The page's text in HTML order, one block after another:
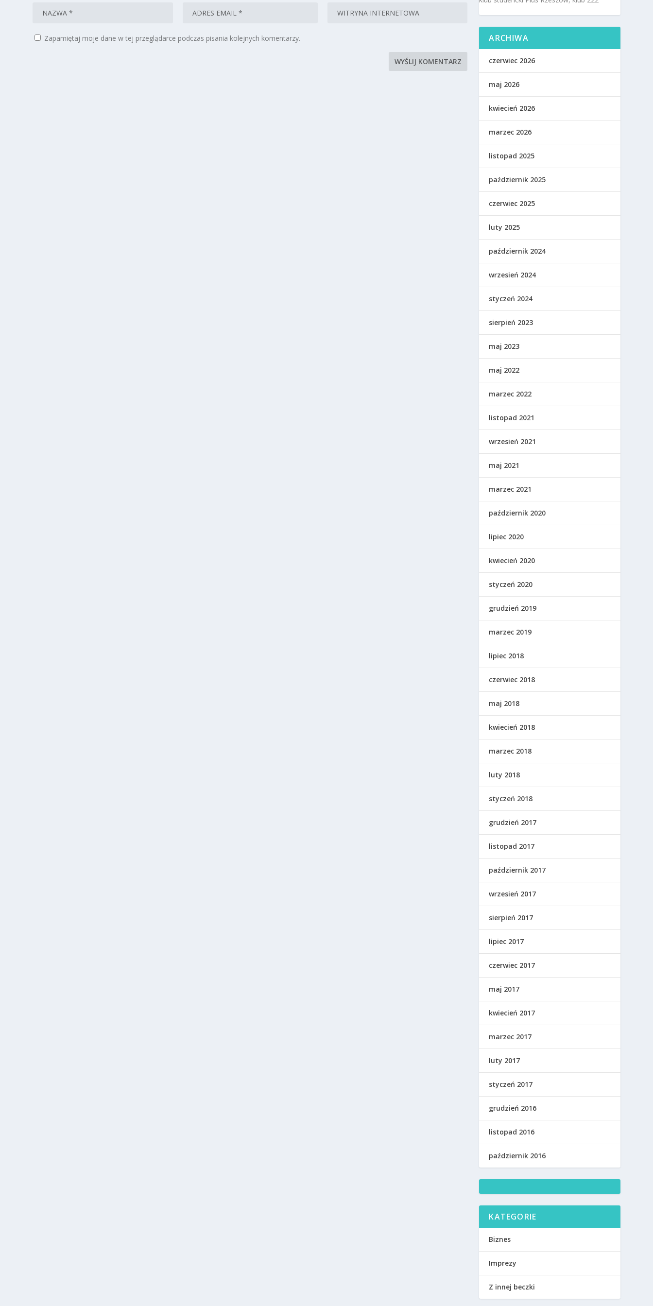
Zapamiętaj moje dane w tej przeglądarce podczas pisania kolejnych komentarzy. ARCHIWA
czerwiec 2026
maj 2026
kwiecień 2026
marzec 2026
listopad 2025
październik 2025
czerwiec 2025
luty 2025
październik 2024
wrzesień 2024
styczeń 2024
sierpień 2023
maj 2023
maj 2022
marzec 2022
listopad 2021
wrzesień 2021
maj 2021
marzec 2021
październik 2020
lipiec 2020
kwiecień 2020
styczeń 2020
grudzień 2019
marzec 2019
lipiec 2018
czerwiec 2018
maj 2018
kwiecień 2018
marzec 2018
luty 2018
styczeń 2018
grudzień 2017
listopad 2017
październik 2017
wrzesień 2017
sierpień 2017
lipiec 2017
czerwiec 2017
maj 2017
kwiecień 2017
marzec 2017
luty 2017
styczeń 2017
grudzień 2016
listopad 2016
październik 2016
KATEGORIE
Biznes
Imprezy
Z innej beczki